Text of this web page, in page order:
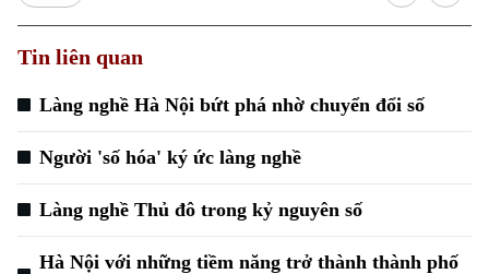
Tin liên quan
Làng nghề Hà Nội bứt phá nhờ chuyển đổi số
Người 'số hóa' ký ức làng nghề
Làng nghề Thủ đô trong kỷ nguyên số
Hà Nội với những tiềm năng trở thành thành phố